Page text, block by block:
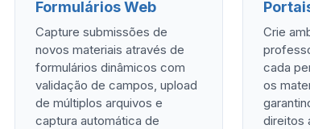
Formulários Web
Capture submissões de
novos materiais através de
formulários dinâmicos com
validação de campos, upload
de múltiplos arquivos e
captura automática de
Crie
cada
os
direitos